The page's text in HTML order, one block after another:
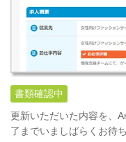
書類確認中
更新いただいた内容を、
了までいましばらくお待